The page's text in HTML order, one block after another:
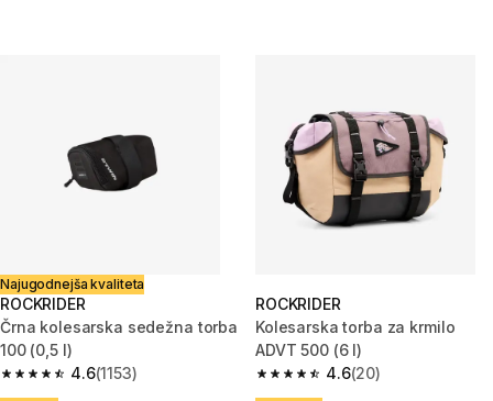
Najugodnejša kvaliteta
ROCKRIDER
Črna kolesarska sedežna torba
100 (0,5 l)
4.6
4.6 od 5 zvezdic from 1153 ocene
(1153)
ROCKRIDER
Kolesarska torba za krmilo
ADVT 500 (6 l)
4.6
4.6 od 5 zvezdic from 20 ocene
(20)